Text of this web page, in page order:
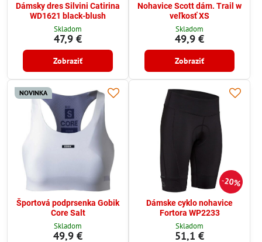
Dámsky dres Silvini Catirina
WD1621 black-blush
Skladom
47,9 €
Zobraziť
Nohavice Scott dám. Trail w
veľkosť XS
Skladom
49,9 €
Zobraziť
NOVINKA
Športová podprsenka Gobik
Core Salt
Skladom
49,9 €
20%
Dámske cyklo nohavice
Fortora WP2233
Skladom
51,1 €